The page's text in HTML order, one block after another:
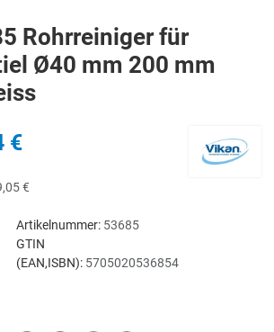
Rohrreiniger für
Ø40 mm 200 mm
€
€
Artikelnummer: 53685
GTIN
(EAN,ISBN): 5705020536854